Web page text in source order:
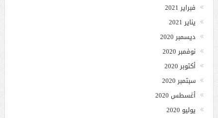
فبراير 2021
يناير 2021
ديسمبر 2020
نوفمبر 2020
أكتوبر 2020
سبتمبر 2020
أغسطس 2020
يوليو 2020